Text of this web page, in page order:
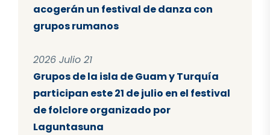
acogerán un festival de danza con
grupos rumanos
2026 Julio 21
Grupos de la isla de Guam y Turquía
participan este 21 de julio en el festival
de folclore organizado por
Laguntasuna